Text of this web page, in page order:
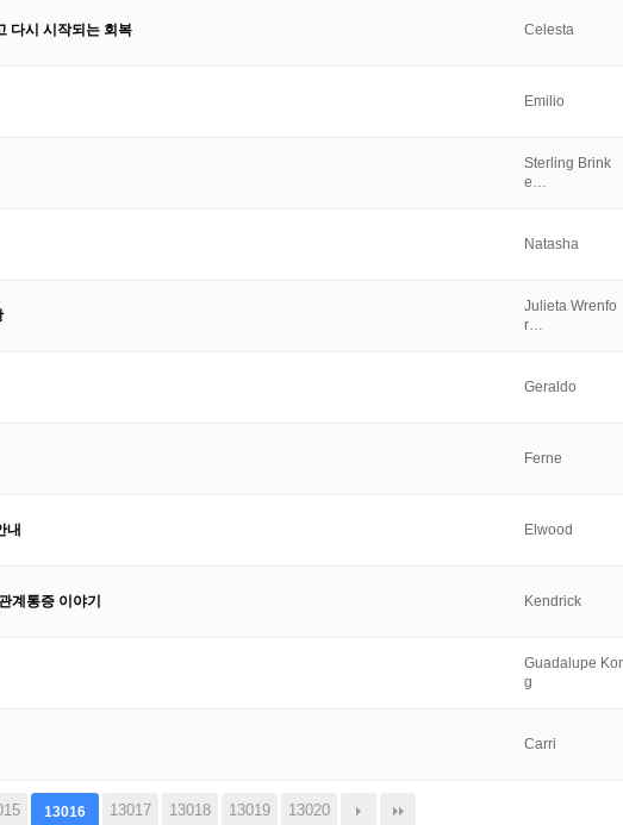
다시 시작되는 회복 Celesta
Emilio
Sterling Brink
e…
Natasha
Julieta Wrenfo
r…
Geraldo
Ferne
내 Elwood
계통증 이야기 Kendrick
Guadalupe
g
Carri
13016 13017 13018 13019 13020